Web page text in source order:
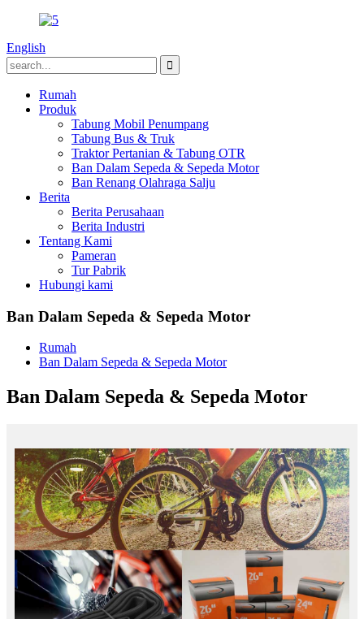
English
Rumah
Produk
Tabung Mobil Penumpang
Tabung Bus & Truk
Traktor Pertanian & Tabung OTR
Ban Dalam Sepeda & Sepeda Motor
Ban Renang Olahraga Salju
Berita
Berita Perusahaan
Berita Industri
Tentang Kami
Pameran
Tur Pabrik
Hubungi kami
Ban Dalam Sepeda & Sepeda Motor
Rumah
Ban Dalam Sepeda & Sepeda Motor
Ban Dalam Sepeda & Sepeda Motor